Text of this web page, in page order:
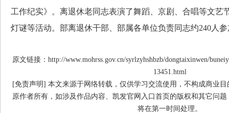
工作纪实》。离退休老同志表演了舞蹈、京剧、合唱等文艺
灯谜等活动。部离退休干部、部属各单位负责同志约240人
原文链接：http://www.mohrss.gov.cn/syrlzyhshbzb/dongtaixinwen/
13451.html
[免责声明] 本文来源于网络转载，仅供学习交流使用，不构成商业
原作者所有，如涉及作品内容、凯发官网入口首页的版权和其它问
将在第一时间处理。